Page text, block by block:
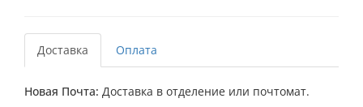
Доставка Оплата
Новая Почта: Доставка в отделение или почтомат.